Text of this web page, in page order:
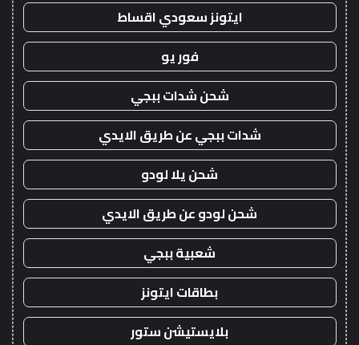
ايتونز سعودي اقساط
فور يو
شحن شدات ببجي
شدات ببجي عن طريق الايدي
شحن يلا لودو
شحن لودو عن طريق الايدي
شعبية ببجي
بطاقات ايتونز
بلايستيشن ستور